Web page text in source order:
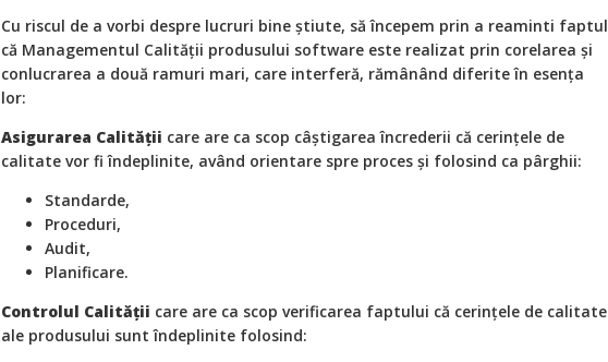
Cu riscul de a vorbi despre lucruri bine știute, să începem prin a reaminti faptul
că Managementul Calității produsului software este realizat prin corelarea și
conlucrarea a două ramuri mari, care interferă, rămânând diferite în esența
lor:
Asigurarea Calității care are ca scop câștigarea încrederii că cerințele de
calitate vor fi îndeplinite, având orientare spre proces și folosind ca pârghii:
Standarde,
Proceduri,
Audit,
Planificare.
Controlul Calității care are ca scop verificarea faptului că cerințele de calitate
ale produsului sunt îndeplinite folosind: